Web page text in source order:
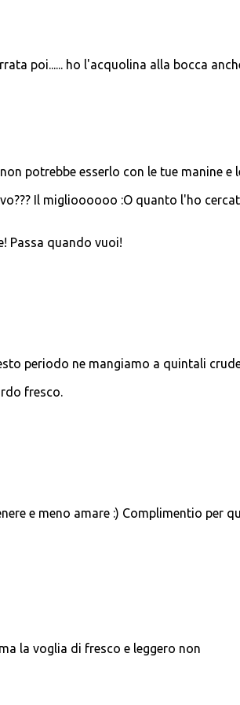
poi...... ho l'acquolina alla bocca
potrebbe esserlo con le tue manine e
Il miglioooooo :O quanto l'ho
Passa quando vuoi!
periodo ne mangiamo a quintali
fresco.
e meno amare :) Complimentio per
la voglia di fresco e leggero non